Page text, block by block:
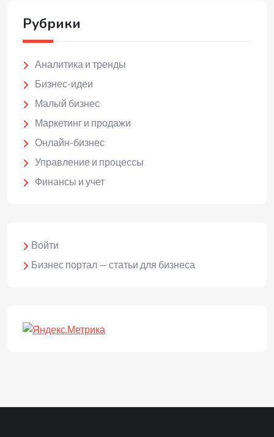
Рубрики
Аналитика и тренды
Бизнес-идеи
Малый бизнес
Маркетинг и продажи
Онлайн-бизнес
Управление и процессы
Финансы и учет
Войти
Бизнес портал — статьи для бизнеса